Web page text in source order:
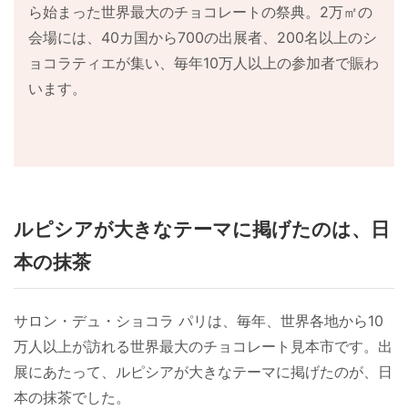
ら始まった世界最大のチョコレートの祭典。2万㎡の
会場には、40カ国から700の出展者、200名以上のシ
ョコラティエが集い、毎年10万人以上の参加者で賑わ
います。
ルピシアが大きなテーマに掲げたのは、日
本の抹茶
サロン・デュ・ショコラ パリは、毎年、世界各地から10
万人以上が訪れる世界最大のチョコレート見本市です。出
展にあたって、ルピシアが大きなテーマに掲げたのが、日
本の抹茶でした。